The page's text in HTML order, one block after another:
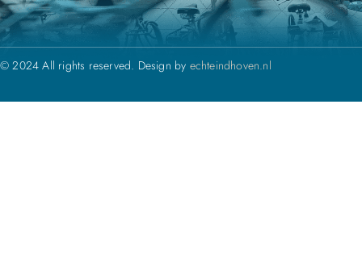
© 2024 All rights reserved. Design by echteindhoven.nl